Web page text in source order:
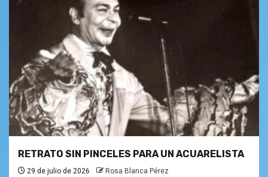
RETRATO SIN PINCELES PARA UN ACUARELISTA
29 de julio de 2026 Rosa Blanca Pérez